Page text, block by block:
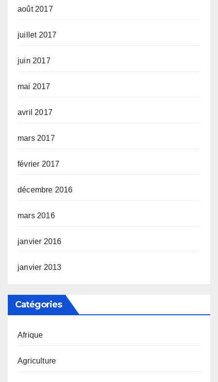
août 2017
juillet 2017
juin 2017
mai 2017
avril 2017
mars 2017
février 2017
décembre 2016
mars 2016
janvier 2016
janvier 2013
Catégories
Afrique
Agriculture